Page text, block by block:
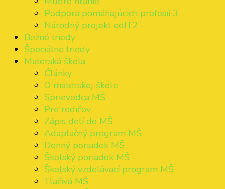
Podpora pomáhajúcich profesií 3
Národný projekt edIT2
Bežné triedy
Špeciálne triedy
Materská škola
Články
O materskej škole
Sprievodca MŠ
Pre rodičov
Zápis detí do MŠ
Adaptačný program MŠ
Denný poriadok MŠ
Školský poriadok MŠ
Školský vzdelávací program MŠ
Tlačivá MŠ